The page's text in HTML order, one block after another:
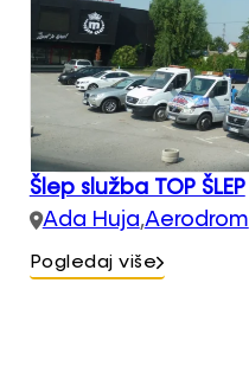
Šlep služba TOP ŠLEP
Ada Huja,Aerodrom
Pogledaj više